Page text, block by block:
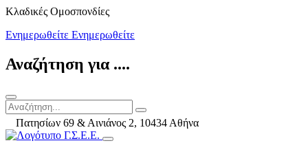
Kλαδικές Ομοσπονδίες
Ενημερωθείτε Ενημερωθείτε
Αναζήτηση για ....
Πατησίων 69 & Αινιάνος 2, 10434 Αθήνα